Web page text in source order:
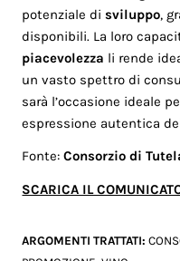
potenziale disviluppo,
disponibili. La loro
piacevolezza li rende
un vasto spettro di
sarà l’occasione ideale
espressione autentica
Fonte: Consorzio di
SCARICA IL
ARGOMENTI TRATTATI: